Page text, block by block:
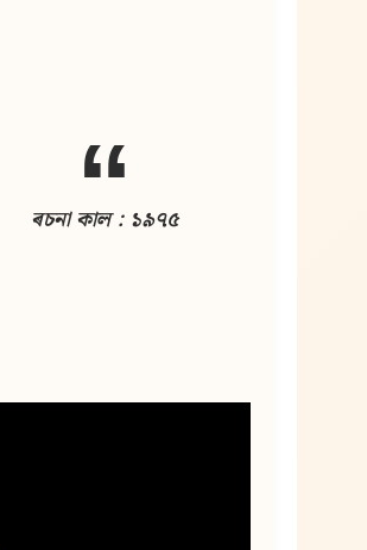
ৰচনা কাল : ১৯৭৫